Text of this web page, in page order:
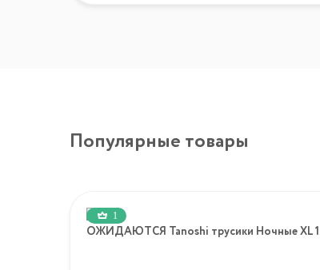
Популярные товары
1
ОЖИДАЮТСЯ Tanoshi трусики Ночные XL